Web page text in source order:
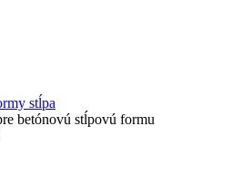
stĺpa
betónovú stĺpovú formu